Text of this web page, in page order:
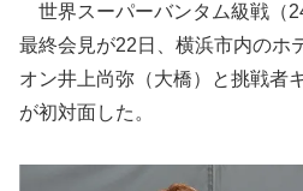
世界スーパーバンタム級戦（
最終会見が22日、横浜市内のホ
オン井上尚弥（大橋）と挑戦者
が初対面した。